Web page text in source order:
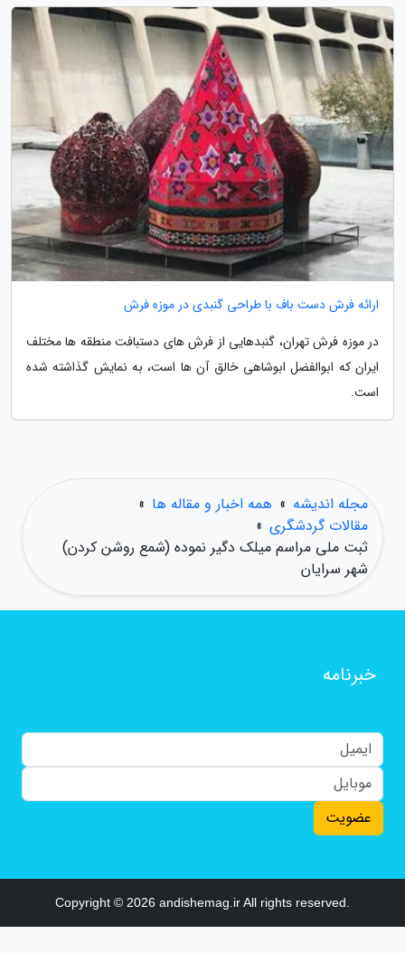
ارائه فرش دست باف با طراحی گنبدی در موزه فرش
در موزه فرش تهران، گنبدهایی از فرش های دستبافت منطقه ها مختلف
ایران که ابوالفضل ابوشاهی خالق آن ها است، به نمایش گذاشته شده
است.
مجله اندیشه » همه اخبار و مقاله ها »
مقالات گردشگری »
ثبت ملی مراسم میلک دگیر نموده (شمع روشن کردن)
شهر سرایان
خبرنامه
عضویت
Copyright © 2026 andishemag.ir All rights reserved.